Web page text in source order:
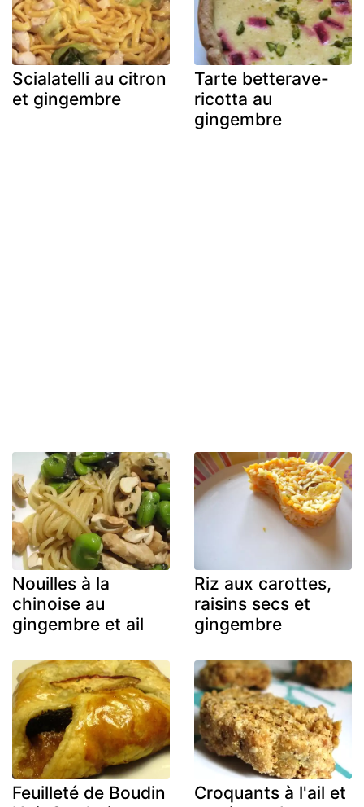
Scialatelli au citron
et gingembre
Tarte betterave-
ricotta au
gingembre
Nouilles à la
chinoise au
gingembre et ail
Riz aux carottes,
raisins secs et
gingembre
Feuilleté de Boudin
Croquants à l'ail et